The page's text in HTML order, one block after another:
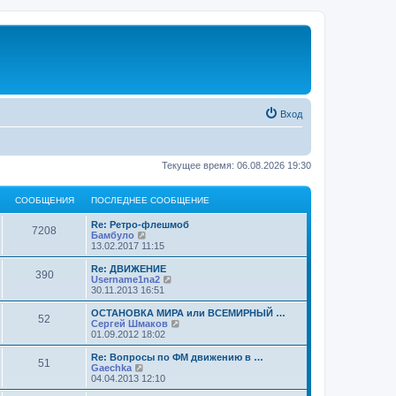
Вход
Текущее время: 06.08.2026 19:30
СООБЩЕНИЯ ПОСЛЕДНЕЕ СООБЩЕНИЕ
7208
Re: Ретро-флешмоб
Бамбуло
е
р
е
й
т
к
п
о
с
е
н
е
13.02.2017 11:15
390
Re: ДВИЖЕНИЕ
Username1na2
р
е
й
т
к
п
30.11.2013 16:51
52
ОСТАНОВКА МИРА или ВСЕМИРНЫЙ …
Сергей Шмаков
р
е
01.09.2012 18:02
51
Re: Вопросы по ФМ движению в …
Gaechka
е
р
04.04.2013 12:10